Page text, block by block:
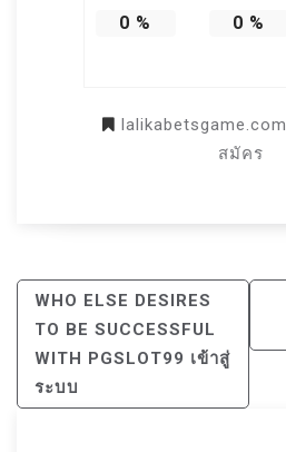
0 % 0 %
lalikabetsgame.com
สมัคร
แนะแนว
เรื่อง
WHO ELSE DESIRES
TO BE SUCCESSFUL
WITH PGSLOT99 เข้าสู่
ระบบ